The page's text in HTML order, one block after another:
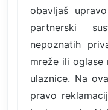
obavljaš
partnerski
nepoznatih
mreže ili oglase
ulaznice. Na
pravo